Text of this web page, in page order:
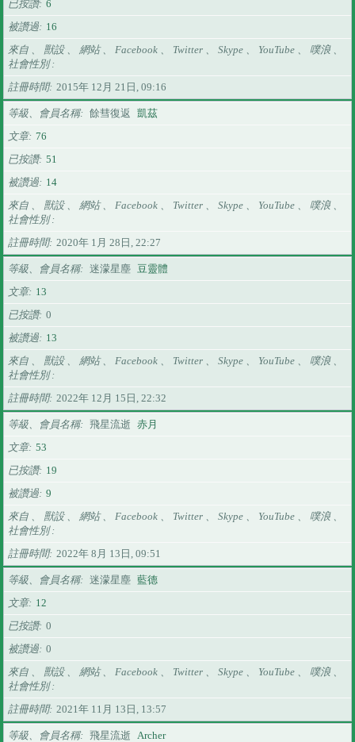
已按讚 6
被讚過
16
來自 、 獸設 、 網站 、 Facebook 、 Twitter 、 Skype 、 YouTube 、 噗浪 、
社會性別
註冊時間
2015年 12月 21日, 09:16
等級、會員名稱 餘彗復返
凱茲
文章 76
已按讚 51
被讚過
14
來自 、 獸設 、 網站 、 Facebook 、 Twitter 、 Skype 、 YouTube 、 噗浪 、
社會性別
註冊時間
2020年 1月 28日, 22:27
等級、會員名稱 迷濛星塵 豆靈體
文章
13
已按讚 0
被讚過
13
來自 、 獸設 、 網站 、 Facebook 、 Twitter 、 Skype 、 YouTube 、 噗浪 、
社會性別
註冊時間
2022年 12月 15日, 22:32
等級、會員名稱 飛星流逝 赤月
文章 53
已按讚
19
被讚過 9
來自 、 獸設 、 網站 、 Facebook 、 Twitter 、 Skype 、 YouTube 、 噗浪 、
社會性別
註冊時間
2022年 8月 13日, 09:51
等級、會員名稱 迷濛星塵 藍德
文章
12
已按讚 0
被讚過 0
來自 、 獸設 、 網站 、 Facebook 、 Twitter 、 Skype 、 YouTube 、 噗浪 、
社會性別
註冊時間
2021年 11月 13日, 13:57
等級、會員名稱 飛星流逝
Archer